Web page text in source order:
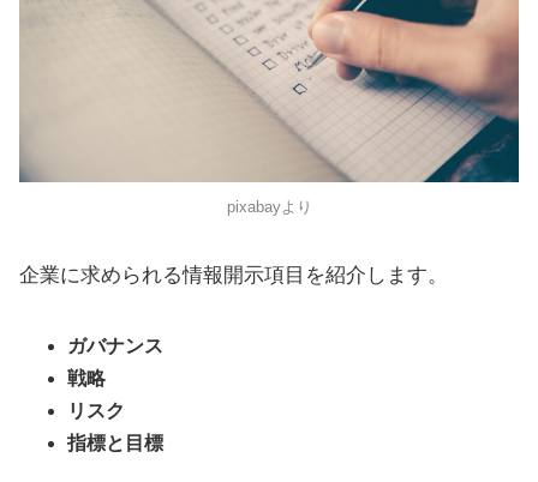
pixabayより
企業に求められる情報開示項目を紹介します。
ガバナンス
戦略
リスク
指標と目標